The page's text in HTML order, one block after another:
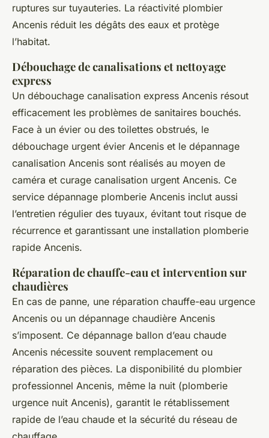
ruptures sur tuyauteries. La réactivité plombier
Ancenis réduit les dégâts des eaux et protège
l’habitat.
Débouchage de canalisations et nettoyage
express
Un débouchage canalisation express Ancenis résout
efficacement les problèmes de sanitaires bouchés.
Face à un évier ou des toilettes obstrués, le
débouchage urgent évier Ancenis et le dépannage
canalisation Ancenis sont réalisés au moyen de
caméra et curage canalisation urgent Ancenis. Ce
service dépannage plomberie Ancenis inclut aussi
l’entretien régulier des tuyaux, évitant tout risque de
récurrence et garantissant une installation plomberie
rapide Ancenis.
Réparation de chauffe-eau et intervention sur
chaudières
En cas de panne, une réparation chauffe-eau urgence
Ancenis ou un dépannage chaudière Ancenis
s’imposent. Ce dépannage ballon d’eau chaude
Ancenis nécessite souvent remplacement ou
réparation des pièces. La disponibilité du plombier
professionnel Ancenis, même la nuit (plomberie
urgence nuit Ancenis), garantit le rétablissement
rapide de l’eau chaude et la sécurité du réseau de